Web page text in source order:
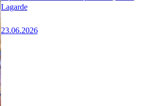
Lagarde
23.06.2026